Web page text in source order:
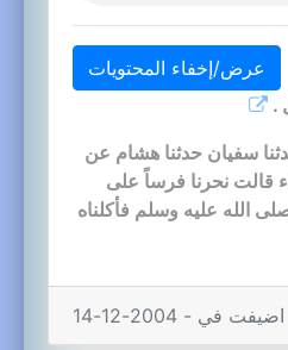
عرض/إخفاء المحتويات
.
سفيان حدثنا هشام عن
قالت نحرنا فرساً على
الله عليه وسلم فأكلناه
اضيفت في - 2004-12-14